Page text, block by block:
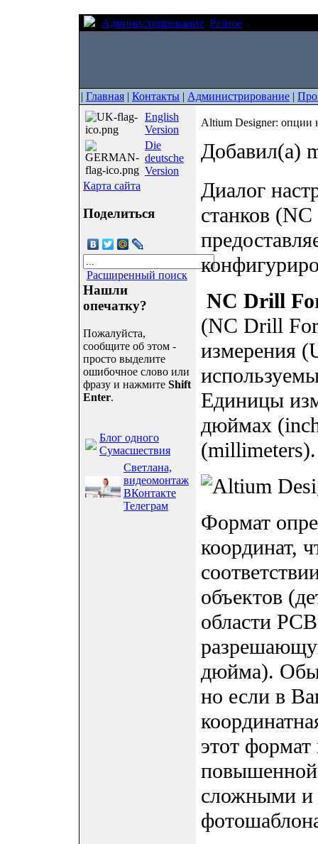
Администрирование Разное
| Главная | Контакты | Администрирование |
English
Version
Die
deutsche
Version
Карта сайта
Поделиться
Расширенный поиск
Нашли
опечатку?
Пожалуйста,
сообщите об этом -
просто выделите
ошибочное слово или
фразу и нажмите Shift
Enter.
Блог одного
Сумасшествия
Светлана,
видеомонтаж
ВКонтакте
Телеграм
Altium Designer: опции
Добавил(а)
Диалог
станков
NC Drill
(NC Drill
измерения
Единицы
дюймах
Формат
координат,
объектов
области
дюйма).
но если в
этот
повышенной
сложными и